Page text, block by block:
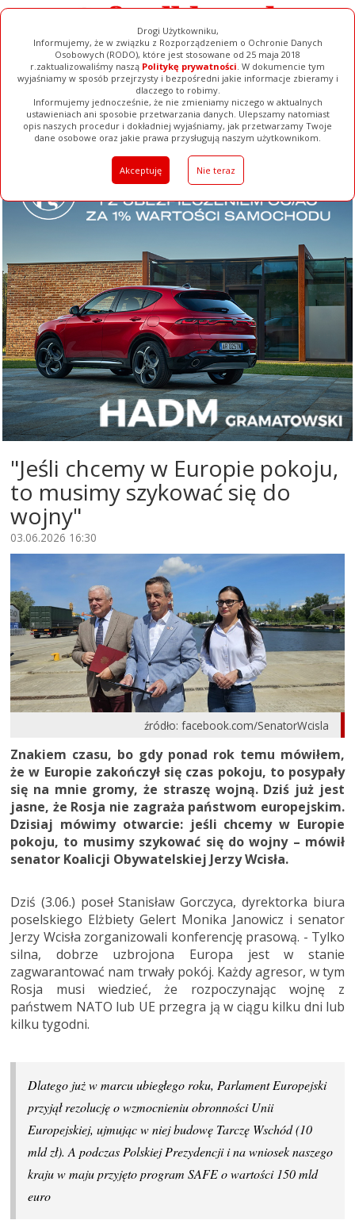
Drogi Użytkowniku,
Informujemy, że w związku z Rozporządzeniem o Ochronie Danych
Osobowych (RODO), które jest stosowane od 25 maja 2018
r.zaktualizowaliśmy naszą Politykę prywatności. W dokumencie tym
wyjaśniamy w sposób przejrzysty i bezpośredni jakie informacje zbieramy i
dlaczego to robimy.
Informujemy jednocześnie, że nie zmieniamy niczego w aktualnych
ustawieniach ani sposobie przetwarzania danych. Ulepszamy natomiast
opis naszych procedur i dokładniej wyjaśniamy, jak przetwarzamy Twoje
dane osobowe oraz jakie prawa przysługują naszym użytkownikom.
Akceptuję Nie teraz
Ogłoszenia Filmy Galerie Baza Firm Pełna Wersja
"Jeśli chcemy w Europie pokoju,
to musimy szykować się do
wojny"
03.06.2026 16:30
źródło: facebook.com/SenatorWcisla
Znakiem czasu, bo gdy ponad rok temu mówiłem,
że w Europie zakończył się czas pokoju, to posypały
się na mnie gromy, że straszę wojną. Dziś już jest
jasne, że Rosja nie zagraża państwom europejskim.
Dzisiaj mówimy otwarcie: jeśli chcemy w Europie
pokoju, to musimy szykować się do wojny – mówił
senator Koalicji Obywatelskiej Jerzy Wcisła.
Dziś (3.06.) poseł Stanisław Gorczyca, dyrektorka biura
poselskiego Elżbiety Gelert Monika Janowicz i senator
Jerzy Wcisła zorganizowali konferencję prasową. - Tylko
silna, dobrze uzbrojona Europa jest w stanie
zagwarantować nam trwały pokój. Każdy agresor, w tym
Rosja musi wiedzieć, że rozpoczynając wojnę z
państwem NATO lub UE przegra ją w ciągu kilku dni lub
kilku tygodni.
Dlatego już w marcu ubiegłego roku, Parlament Europejski
przyjął rezolucję o wzmocnieniu obronności Unii
Europejskiej, ujmując w niej budowę Tarczę Wschód (10
mld zł). A podczas Polskiej Prezydencji i na wniosek naszego
kraju w maju przyjęto program SAFE o wartości 150 mld
euro